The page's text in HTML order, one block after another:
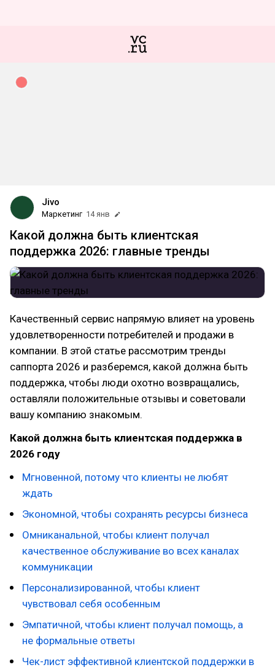
Jivo
Маркетинг 14 янв
Какой должна быть клиентская
поддержка 2026: главные тренды
Качественный сервис напрямую влияет на уровень
удовлетворенности потребителей и продажи в
компании. В этой статье рассмотрим тренды
саппорта 2026 и разберемся, какой должна быть
поддержка, чтобы люди охотно возвращались,
оставляли положительные отзывы и советовали
вашу компанию знакомым.
Какой должна быть клиентская поддержка в
2026 году
Мгновенной, потому что клиенты не любят
ждать
Экономной, чтобы сохранять ресурсы бизнеса
Омниканальной, чтобы клиент получал
качественное обслуживание во всех каналах
коммуникации
Персонализированной, чтобы клиент
чувствовал себя особенным
Эмпатичной, чтобы клиент получал помощь, а
не формальные ответы
Чек-лист эффективной клиентской поддержки в